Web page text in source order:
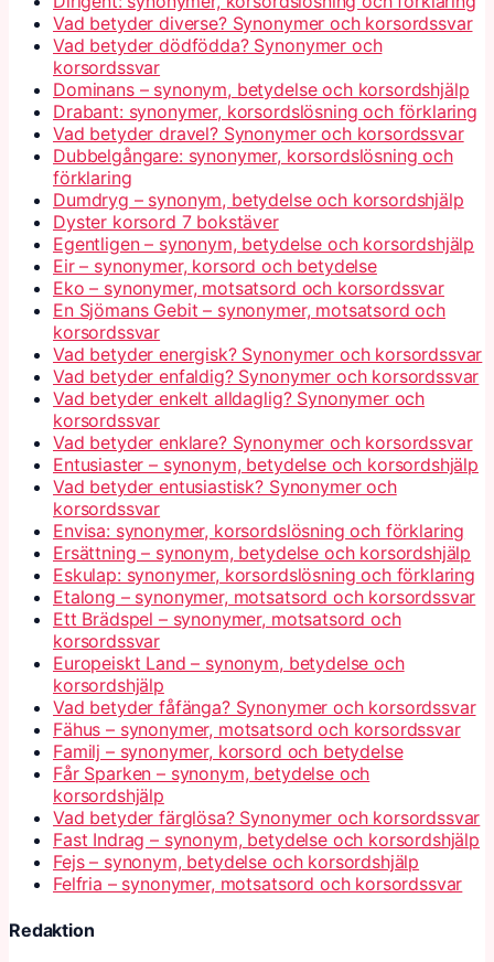
Vad betyder diverse? Synonymer och korsordssvar
Vad betyder dödfödda? Synonymer och
korsordssvar
Dominans – synonym, betydelse och korsordshjälp
Drabant: synonymer, korsordslösning och förklaring
Vad betyder dravel? Synonymer och korsordssvar
Dubbelgångare: synonymer, korsordslösning och
förklaring
Dumdryg – synonym, betydelse och korsordshjälp
Dyster korsord 7 bokstäver
Egentligen – synonym, betydelse och korsordshjälp
Eir – synonymer, korsord och betydelse
Eko – synonymer, motsatsord och korsordssvar
En Sjömans Gebit – synonymer, motsatsord och
korsordssvar
Vad betyder energisk? Synonymer och korsordssvar
Vad betyder enfaldig? Synonymer och korsordssvar
Vad betyder enkelt alldaglig? Synonymer och
korsordssvar
Vad betyder enklare? Synonymer och korsordssvar
Entusiaster – synonym, betydelse och korsordshjälp
Vad betyder entusiastisk? Synonymer och
korsordssvar
Envisa: synonymer, korsordslösning och förklaring
Ersättning – synonym, betydelse och korsordshjälp
Eskulap: synonymer, korsordslösning och förklaring
Etalong – synonymer, motsatsord och korsordssvar
Ett Brädspel – synonymer, motsatsord och
korsordssvar
Europeiskt Land – synonym, betydelse och
korsordshjälp
Vad betyder fåfänga? Synonymer och korsordssvar
Fähus – synonymer, motsatsord och korsordssvar
Familj – synonymer, korsord och betydelse
Får Sparken – synonym, betydelse och
korsordshjälp
Vad betyder färglösa? Synonymer och korsordssvar
Fast Indrag – synonym, betydelse och korsordshjälp
Fejs – synonym, betydelse och korsordshjälp
Felfria – synonymer, motsatsord och korsordssvar
Redaktion